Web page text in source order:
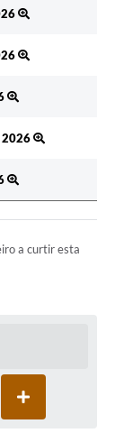
2026
a curtir esta